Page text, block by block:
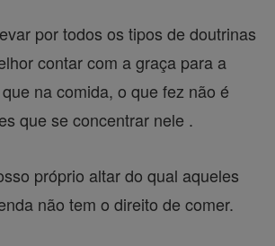
por todos os tipos de doutrinas
contar com a graça para a
na comida, o que fez não é
que se concentrar nele .
próprio altar do qual aqueles
não tem o direito de comer.